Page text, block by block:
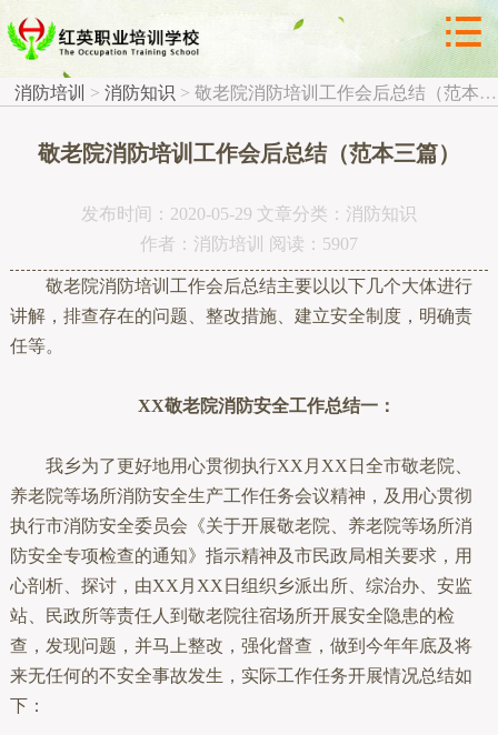

 消防知识 
消防培训 > 消防知识 > 敬老院消防培训工作会后总结（范本三篇）
敬老院消防培训工作会后总结（范本三篇）
发布时间：2020-05-29 文章分类：消防知识
作者：消防培训 阅读：5907
敬老院消防培训工作会后总结主要以以下几个大体进行
讲解，排查存在的问题、整改措施、建立安全制度，明确责
任等。
XX敬老院消防安全工作总结一：
我乡为了更好地用心贯彻执行XX月XX日全市敬老院、
养老院等场所消防安全生产工作任务会议精神，及用心贯彻
执行市消防安全委员会《关于开展敬老院、养老院等场所消
防安全专项检查的通知》指示精神及市民政局相关要求，用
心剖析、探讨，由XX月XX日组织乡派出所、综治办、安监
站、民政所等责任人到敬老院往宿场所开展安全隐患的检
查，发现问题，并马上整改，强化督查，做到今年年底及将
来无任何的不安全事故发生，实际工作任务开展情况总结如
下：